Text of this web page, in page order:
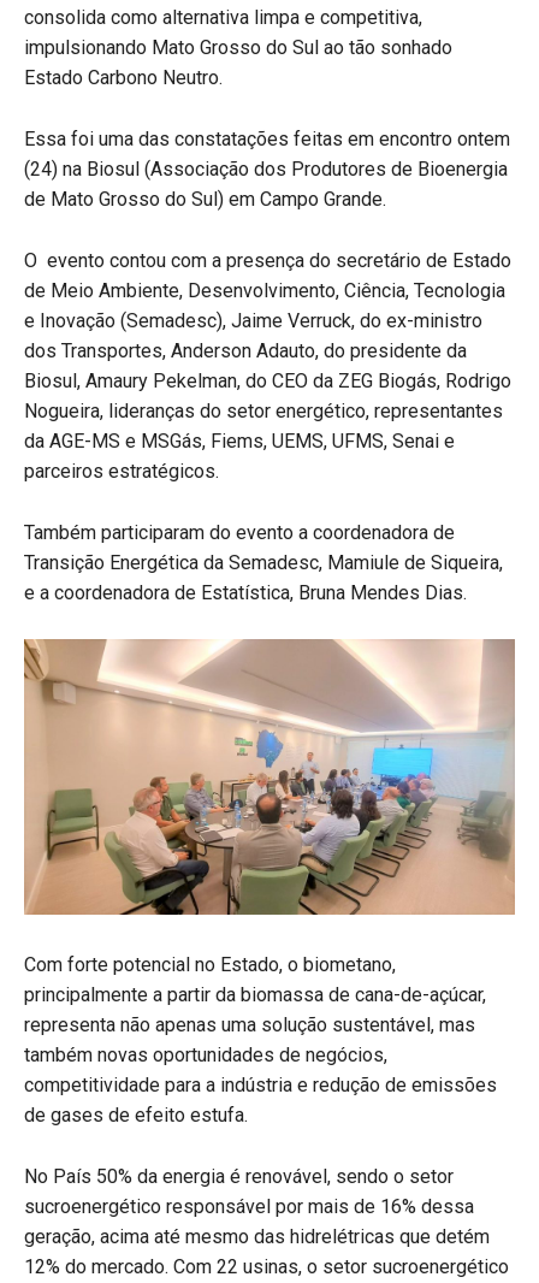
consolida como alternativa limpa e competitiva,
impulsionando Mato Grosso do Sul ao tão sonhado
Estado Carbono Neutro.
Essa foi uma das constatações feitas em encontro ontem
(24) na Biosul (Associação dos Produtores de Bioenergia
de Mato Grosso do Sul) em Campo Grande.
O evento contou com a presença do secretário de Estado
de Meio Ambiente, Desenvolvimento, Ciência, Tecnologia
e Inovação (Semadesc), Jaime Verruck, do ex-ministro
dos Transportes, Anderson Adauto, do presidente da
Biosul, Amaury Pekelman, do CEO da ZEG Biogás, Rodrigo
Nogueira, lideranças do setor energético, representantes
da AGE-MS e MSGás, Fiems, UEMS, UFMS, Senai e
parceiros estratégicos.
Também participaram do evento a coordenadora de
Transição Energética da Semadesc, Mamiule de Siqueira,
e a coordenadora de Estatística, Bruna Mendes Dias.
Com forte potencial no Estado, o biometano,
principalmente a partir da biomassa de cana-de-açúcar,
representa não apenas uma solução sustentável, mas
também novas oportunidades de negócios,
competitividade para a indústria e redução de emissões
de gases de efeito estufa.
No País 50% da energia é renovável, sendo o setor
sucroenergético responsável por mais de 16% dessa
geração, acima até mesmo das hidrelétricas que detém
12% do mercado. Com 22 usinas, o setor sucroenergético